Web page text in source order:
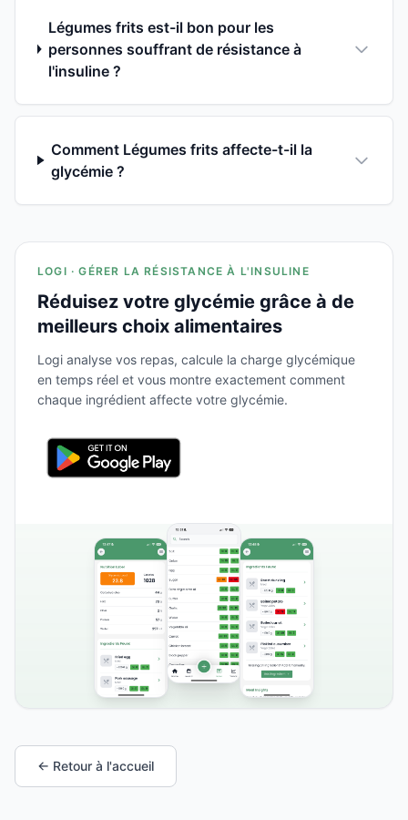
Légumes frits est-il bon pour les
personnes souffrant de résistance à
l'insuline ?
Comment Légumes frits affecte-t-il la
glycémie ?
LOGI · GÉRER LA RÉSISTANCE À L'INSULINE
Réduisez votre glycémie grâce à de
meilleurs choix alimentaires
Logi analyse vos repas, calcule la charge glycémique
en temps réel et vous montre exactement comment
chaque ingrédient affecte votre glycémie.
← Retour à l'accueil